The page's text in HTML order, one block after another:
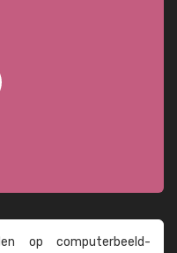
op computer­beeld­